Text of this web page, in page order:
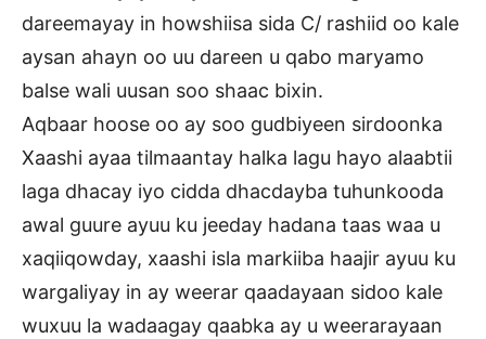
dareemayay in howshiisa sida C/ rashiid oo kale
aysan ahayn oo uu dareen u qabo maryamo
balse wali uusan soo shaac bixin.
Aqbaar hoose oo ay soo gudbiyeen sirdoonka
Xaashi ayaa tilmaantay halka lagu hayo alaabtii
laga dhacay iyo cidda dhacdayba tuhunkooda
awal guure ayuu ku jeeday hadana taas waa u
xaqiiqowday, xaashi isla markiiba haajir ayuu ku
wargaliyay in ay weerar qaadayaan sidoo kale
wuxuu la wadaagay qaabka ay u weerarayaan